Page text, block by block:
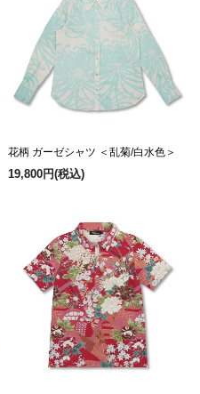
花柄 ガーゼシャツ ＜乱菊/白水色＞
19,800円(税込)